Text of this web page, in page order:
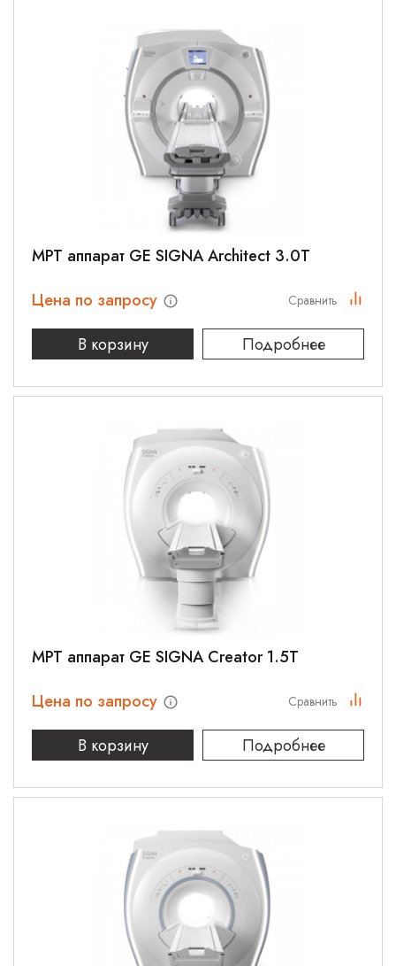
МРТ аппарат GE SIGNA Architect 3.0T
Цена по запросу
В корзину
Подробнее
Сравнить
МРТ аппарат GE SIGNA Creator 1.5T
Цена по запросу
В корзину
Подробнее
Сравнить